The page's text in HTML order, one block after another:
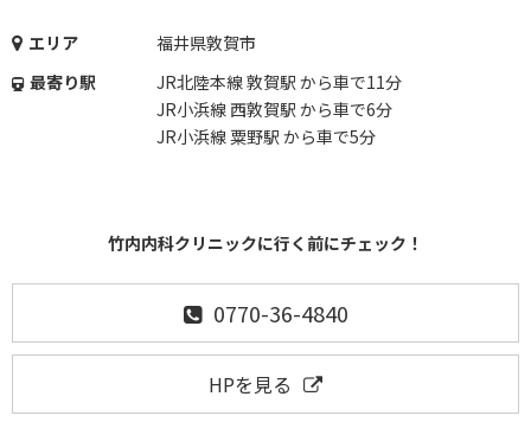
エリア
福井県敦賀市
最寄り駅
JR北陸本線 敦賀駅 から車で11分
JR小浜線 西敦賀駅 から車で6分
JR小浜線 粟野駅 から車で5分
竹内内科クリニックに行く前にチェック！
0770-36-4840
HPを見る